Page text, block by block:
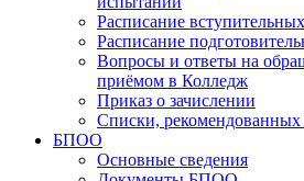
Расписание
Расписание
Вопросы и ответы на
приёмом в Колледж
Приказ о зачислении
Списки, рекомендованных
БПОО
Основные сведения